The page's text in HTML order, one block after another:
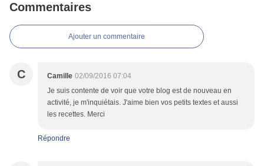
Commentaires
Ajouter un commentaire
C Camille 02/09/2016 07:04
Je suis contente de voir que votre blog est de nouveau en
activité, je m'inquiétais. J'aime bien vos petits textes et aussi
les recettes. Merci
Répondre